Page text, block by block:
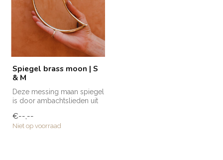
Spiegel brass moon | S
& M
Deze messing maan spiegel
is door ambachtslieden uit
gemaakt...
€--,--
Niet op voorraad